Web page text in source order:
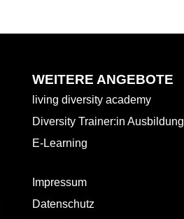
WEITERE ANGEBOTE
living diversity academy
Diversity Trainer:in Ausbildung
E-Learning
Impressum
Datenschutz